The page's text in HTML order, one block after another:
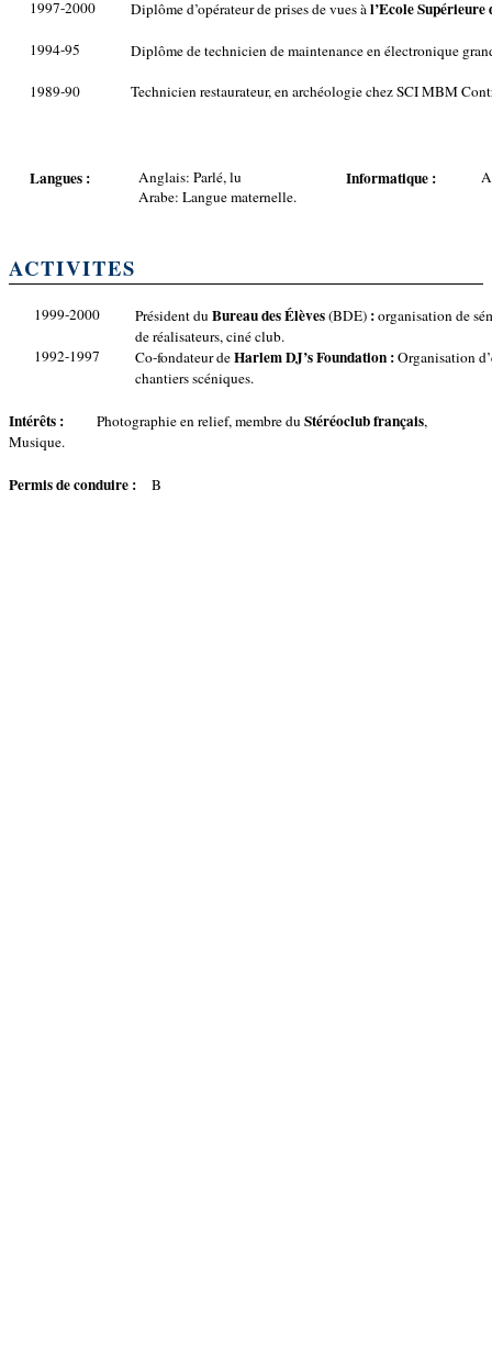
1997-2000 Diplôme d’opérateur de prises de vues àl’Ecole Supérieure
1994-95 Diplôme de technicien de maintenance en électronique
1989-90 Technicien restaurateur, en archéologie chez SCI MBM
Langues :
Anglais: Parlé, lu
Arabe: Langue maternelle.
Informatique :
ACTIVITES
1999-2000 Président du Bureau des Élèves(BDE):organisation de
de réalisateurs, ciné club.
1992-1997
Co-fondateur deHarlem DJ’s Foundation :Organisation
chantiers scéniques.
Intérêts : Photographie en relief, membre du Stéréoclubfrançais,
Musique.
Permis de conduire : B